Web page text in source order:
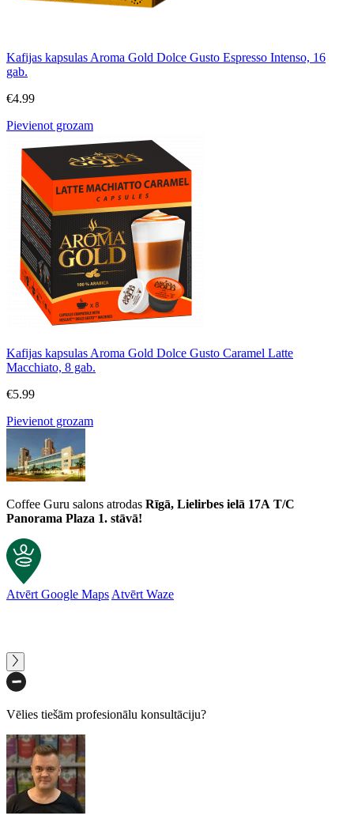
Kafijas kapsulas Aroma Gold Dolce Gusto Espresso Intenso, 16
gab.
€4.99
Pievienot grozam
Kafijas kapsulas Aroma Gold Dolce Gusto Caramel Latte
Macchiato, 8 gab.
€5.99
Pievienot grozam
Coffee Guru salons atrodas Rīgā, Lielirbes ielā 17A T/C
Panorama Plaza 1. stāvā!
Atvērt Google Maps Atvērt Waze
Klientu atsauksmes
Karstās šokolādes kapsulas Dolce Gusto Snickers 8 gab.
Rating: 3/5
Garšo kā salds kakao, nelīdzinās snickers garšai
Wed Aug 06 2025 11:34:20 GMT+0000 (Coordinated Universal
Karstās šokolādes kapsulas Dolce Gusto Snickers 8 gab.
Kristiana Blumberga
Rating: 5/5
Vēlies tiešām profesionālu konsultāciju?